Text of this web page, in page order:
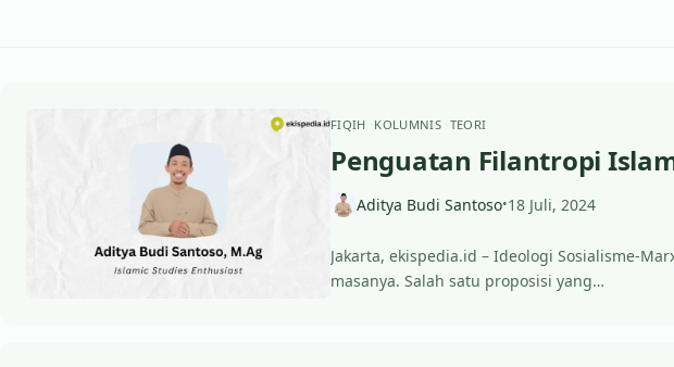
FIQIH KOLUMNIS TEORI
Penguatan Filantropi
Aditya Budi Santoso•18 Juli, 2024
Jakarta, ekispedia.id – Ideologi Sosialisme-
masanya. Salah satu proposisi yang…